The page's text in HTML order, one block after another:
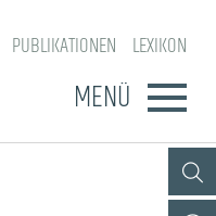
PUBLIKATIONEN LEXIKON
MENÜ